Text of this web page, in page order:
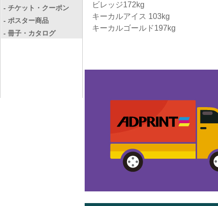
- チケット・クーポン
- ポスター商品
- 冊子・カタログ
ビレッジ172kg
キーカルアイス 103kg
キーカルゴールド197kg